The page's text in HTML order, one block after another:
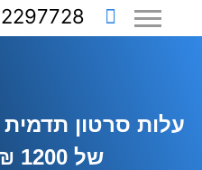
עלות סרטון תדמית
של 1200 ₪ ב ל ב ד!!!